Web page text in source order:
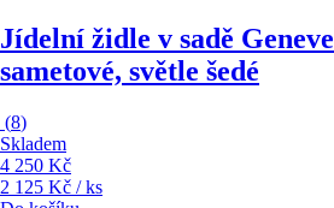
Jídelní židle v sadě Geneve
sametové, světle šedé
(8)
Skladem
4 250 Kč
2 125 Kč / ks